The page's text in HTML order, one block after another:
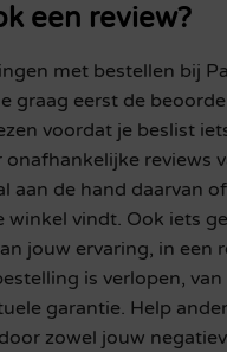
een review?
met bestellen bij
graag eerst de
voordat je beslist
onafhankelijke reviews
aan de hand daarvan
winkel vindt. Ook iets
jouw ervaring, in een
is verlopen,
garantie. Help
zowel jouw